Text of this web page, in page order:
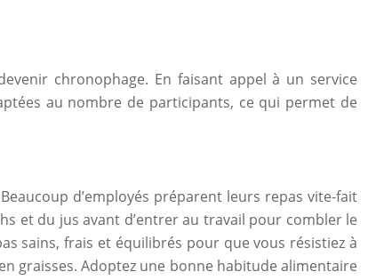
chronophage. En faisant appel à un service
au nombre de participants, ce qui permet de
d’employés préparent leurs repas vite-fait
et du jus avant d’entrer au travail pour combler le
sains, frais et équilibrés pour que vous résistiez à
graisses. Adoptez une bonne habitude alimentaire